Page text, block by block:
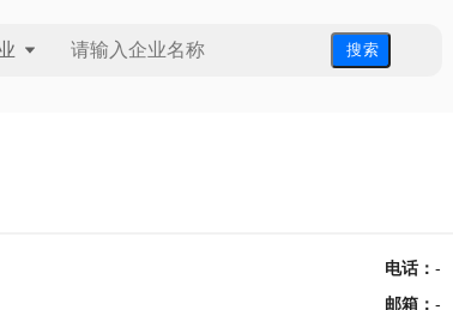
搜 索
电话： -
邮箱 ： -